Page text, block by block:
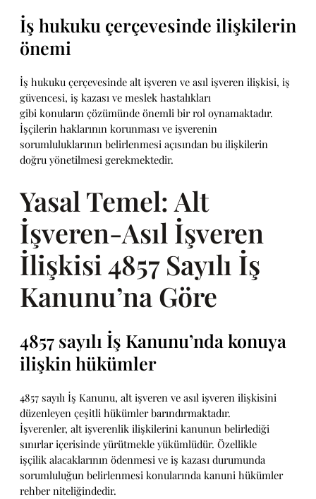
İş hukuku çerçevesinde ilişkilerin
önemi
İş hukuku çerçevesinde alt işveren ve asıl işveren ilişkisi, iş
güvencesi, iş kazası ve meslek hastalıkları
gibi konuların çözümünde önemli bir rol oynamaktadır.
İşçilerin haklarının korunması ve işverenin
sorumluluklarının belirlenmesi açısından bu ilişkilerin
doğru yönetilmesi gerekmektedir.
Yasal Temel: Alt
İşveren-Asıl İşveren
İlişkisi 4857 Sayılı İş
Kanunu’na Göre
4857 sayılı İş Kanunu’nda konuya
ilişkin hükümler
4857 sayılı İş Kanunu, alt işveren ve asıl işveren ilişkisini
düzenleyen çeşitli hükümler barındırmaktadır.
İşverenler, alt işverenlik ilişkilerini kanunun belirlediği
sınırlar içerisinde yürütmekle yükümlüdür. Özellikle
işçilik alacaklarının ödenmesi ve iş kazası durumunda
sorumluluğun belirlenmesi konularında kanuni hükümler
rehber niteliğindedir.